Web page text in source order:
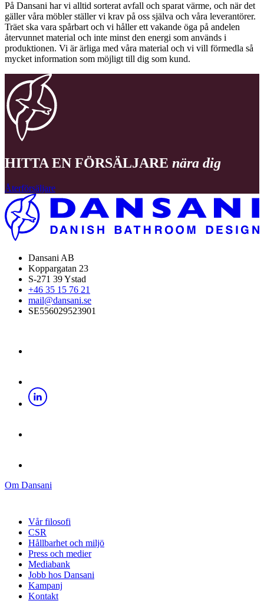
På Dansani har vi alltid sorterat avfall och sparat värme, och när det
gäller våra möbler ställer vi krav på oss själva och våra leverantörer.
Träet ska vara spårbart och vi håller ett vakande öga på andelen
återvunnet material och inte minst den energi som används i
produktionen. Vi är ärliga med våra material och vi vill förmedla så
mycket information som möjligt till dig som kund.
HITTA EN FÖRSÄLJARE nära dig
Återförsäljare
Dansani AB
Koppargatan 23
S-271 39 Ystad
+46 35 15 76 21
mail@dansani.se
SE556029523901
Om Dansani
Vår filosofi
CSR
Hållbarhet och miljö
Press och medier
Mediabank
Jobb hos Dansani
Kampanj
Kontakt